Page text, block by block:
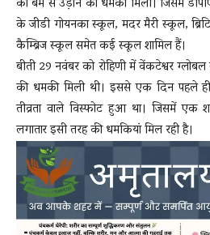
के जीडी गोयनका स्कूल, मदर मैरी स्कूल,
कैम्ब्रिज स्कूल समेत कई स्कूल शामिल हैं।
बीती 29 नवंबर को रोहिणी में वेंकटेश्वर
की धमकी मिली थी। इससे एक दिन पहले
तीव्रता वाले विस्फोट हुआ था। जिसमें एक
लगातार इसी तरह की धमकियां मिल रही है।